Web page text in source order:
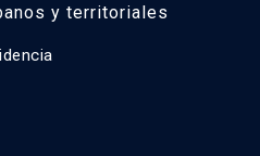
y territoriales